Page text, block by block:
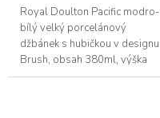
Royal Doulton Pacific modro-
bílý velký porcelánový
džbánek s hubičkou v designu
Brush, obsah 380ml, výška
8,8cm